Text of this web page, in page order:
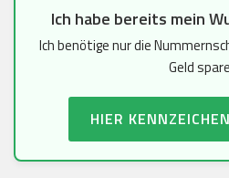
Ich habe bereits mein
Ich benötige nur die
Geld
HIER